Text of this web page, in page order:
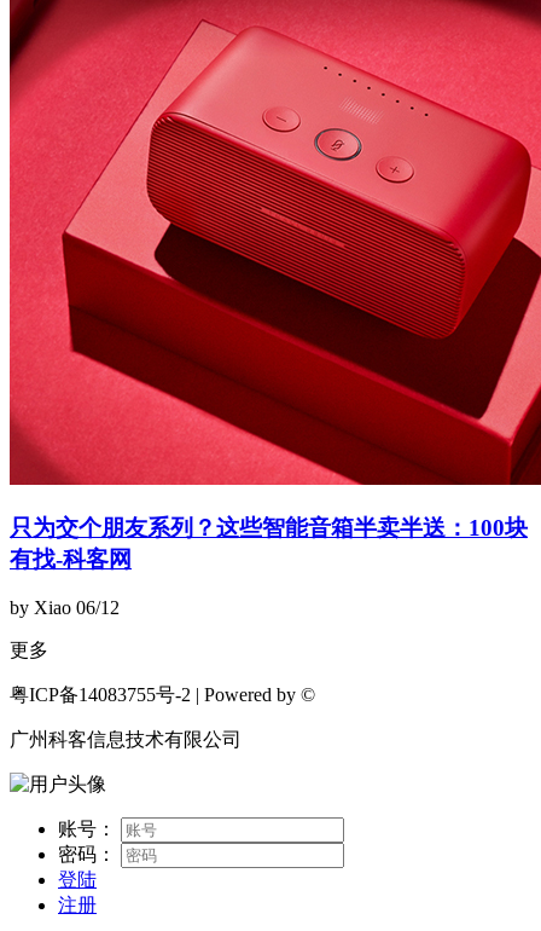
只为交个朋友系列？这些智能音箱半卖半送：100块
有找-科客网
by Xiao 06/12
更多
粤ICP备14083755号-2 | Powered by ©
广州科客信息技术有限公司
账号：
密码：
登陆
注册